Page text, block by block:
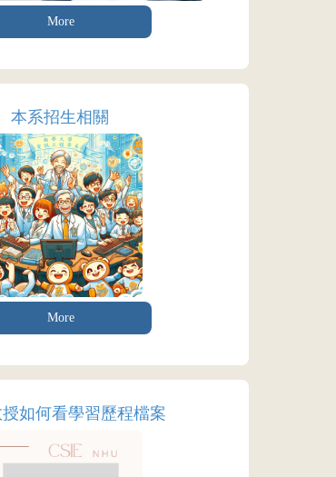
More
本系招生相關
More
如何看學習歷程檔案